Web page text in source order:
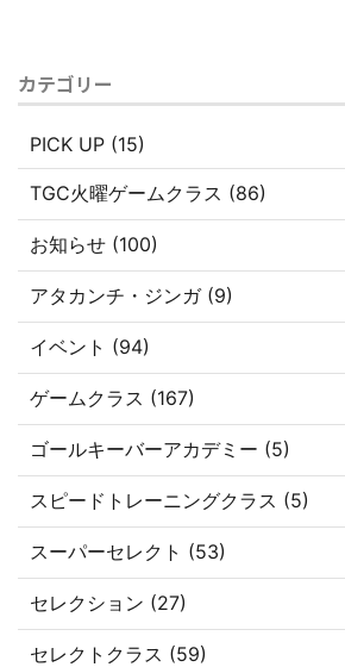
カテゴリー
PICK UP (15)
TGC火曜ゲームクラス (86)
お知らせ (100)
アタカンチ・ジンガ (9)
イベント (94)
ゲームクラス (167)
ゴールキーバーアカデミー (5)
スピードトレーニングクラス (5)
スーパーセレクト (53)
セレクション (27)
セレクトクラス (59)